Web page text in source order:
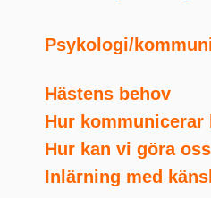
Psykologi/
Hästens behov
Hur
Hur kan vi göra
Inlärning med